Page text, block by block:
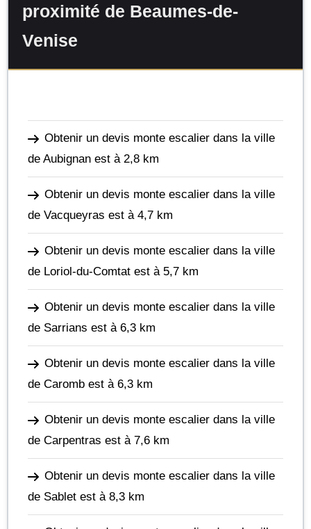
proximité de Beaumes-de-
Venise
Obtenir un devis monte escalier dans la ville
de Aubignan est à 2,8 km
Obtenir un devis monte escalier dans la ville
de Vacqueyras est à 4,7 km
Obtenir un devis monte escalier dans la ville
de Loriol-du-Comtat est à 5,7 km
Obtenir un devis monte escalier dans la ville
de Sarrians est à 6,3 km
Obtenir un devis monte escalier dans la ville
de Caromb est à 6,3 km
Obtenir un devis monte escalier dans la ville
de Carpentras est à 7,6 km
Obtenir un devis monte escalier dans la ville
de Sablet est à 8,3 km